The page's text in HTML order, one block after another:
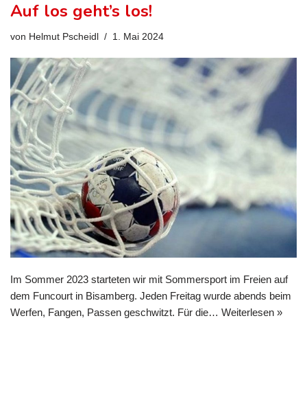
Auf los geht’s los!
von Helmut Pscheidl 1. Mai 2024
Im Sommer 2023 starteten wir mit Sommersport im Freien auf
dem Funcourt in Bisamberg. Jeden Freitag wurde abends beim
Werfen, Fangen, Passen geschwitzt. Für die… Weiterlesen »